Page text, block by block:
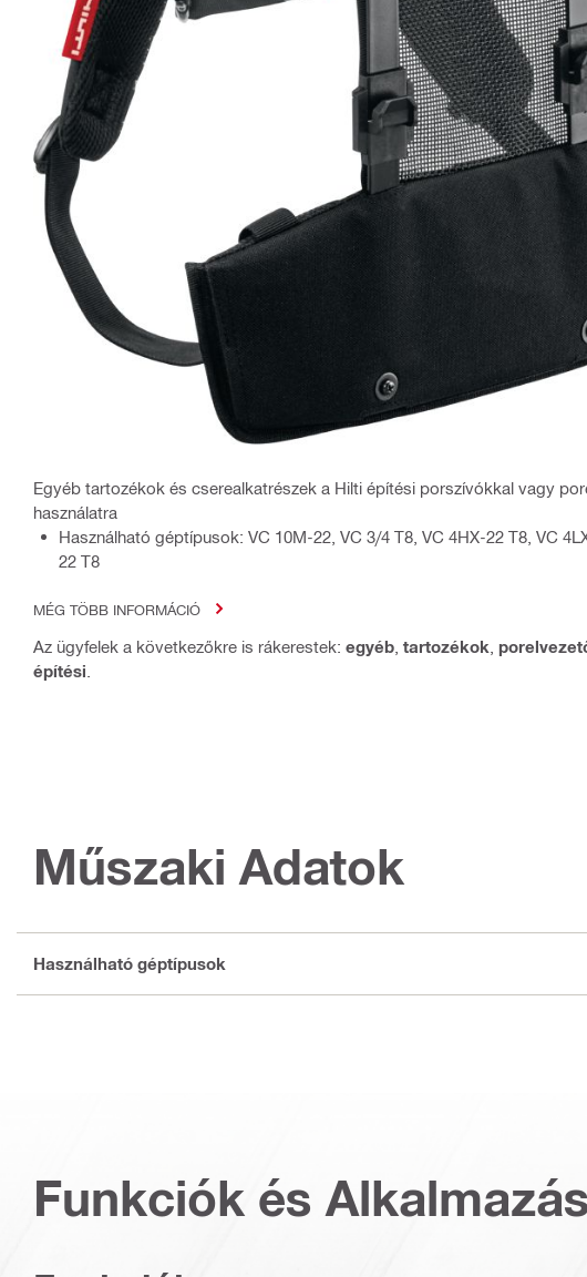
Egyéb tartozékok és cserealkatrészek a Hilti építési porszívókkal vagy
használatra
Használható géptípusok: VC 10M-22, VC 3/4 T8, VC 4HX-22 T8, VC
22 T8
MÉG TÖBB INFORMÁCIÓ
Az ügyfelek a következőkre is rákerestek: egyéb tartozékok
építési
Műszaki Adatok
Használható géptípusok
Funkciók és